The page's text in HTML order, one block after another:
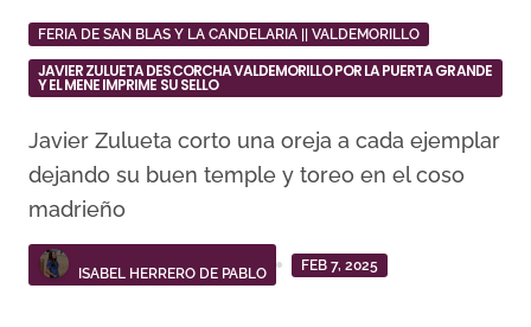
FERIA DE SAN BLAS Y LA CANDELARIA || VALDEMORILLO
JAVIER ZULUETA DESCORCHA VALDEMORILLO POR LA PUERTA GRANDE
Y EL MENE IMPRIME SU SELLO
Javier Zulueta corto una oreja a cada ejemplar
dejando su buen temple y toreo en el coso
madrieño
ISABEL HERRERO DE PABLO
FEB 7, 2025